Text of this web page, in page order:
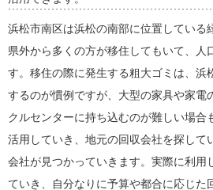
浜松市南区は浜松の南部に位置している
県外から多くの方が移住してもいて、人
す。移住の際に発生する粗大ゴミは、浜
するのが慣例ですが、大型の家具や家電
クルセンターに持ち込むのが難しい場合
活用していき、地元の回収会社を探して
会社が見つかっていきます。実際に利用
ていき、自分なりに予算や都合に応じた